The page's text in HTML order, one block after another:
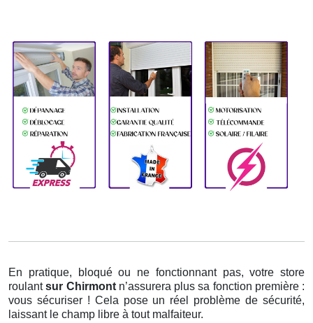
En pratique, bloqué ou ne fonctionnant pas, votre store
roulantsur Chirmont n’assurera plus sa fonction première :
vous sécuriser ! Cela pose un réel problème de sécurité,
laissant le champ libre à tout malfaiteur.